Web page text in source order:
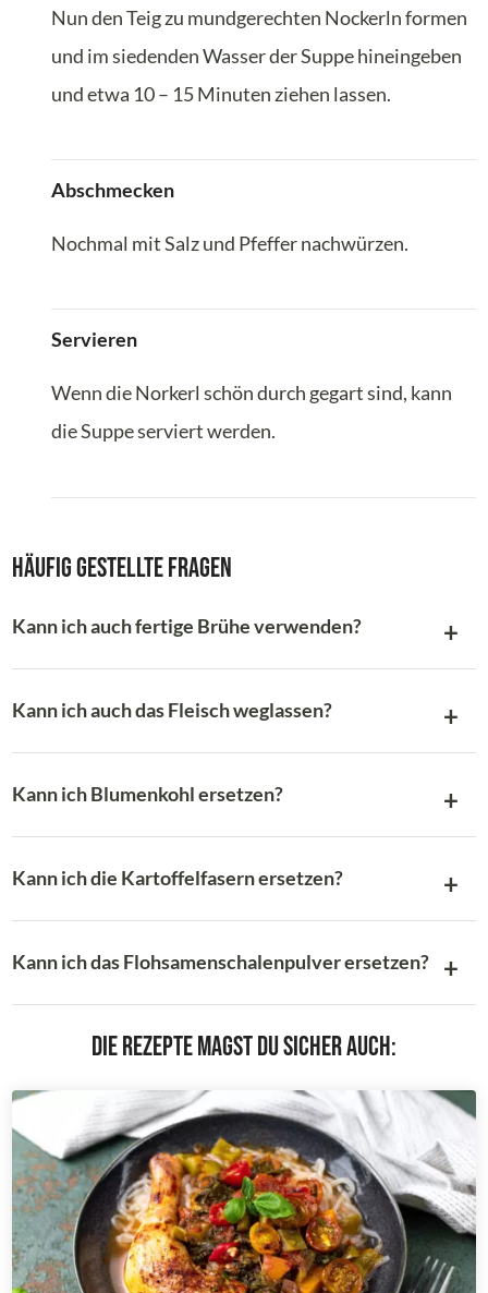
Nun den Teig zu mundgerechten Nockerln formen
und im siedenden Wasser der Suppe hineingeben
und etwa 10 – 15 Minuten ziehen lassen.
Abschmecken
Nochmal mit Salz und Pfeffer nachwürzen.
Servieren
Wenn die Norkerl schön durch gegart sind, kann
die Suppe serviert werden.
Häufig gestellte Fragen
Kann ich auch fertige Brühe verwenden?
Kann ich auch das Fleisch weglassen?
Kann ich Blumenkohl ersetzen?
Kann ich die Kartoffelfasern ersetzen?
Kann ich das Flohsamenschalenpulver ersetzen?
Die Rezepte magst du sicher auch: